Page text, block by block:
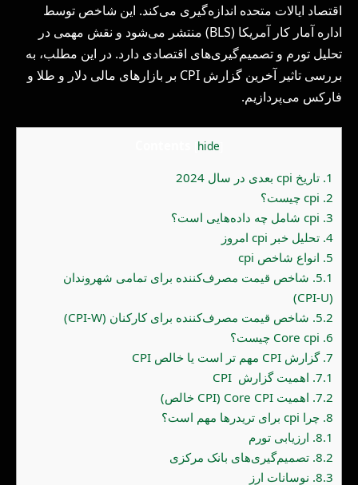
اقتصاد ایالات متحده اندازه‌گیری می‌کند. این شاخص توسط
اداره آمار کار آمریکا (BLS) منتشر می‌شود و نقش مهمی در
تحلیل تورم و تصمیم‌گیری‌های اقتصادی دارد. در این مطلب، به
بررسی تاثیر آخرین گزارش CPI بر بازارهای مالی دلار و طلا و
فارکس می‌پردازیم.
hide
1. تاریخ cpi بعدی در سال 2024
2.
3.
4. تحلیل خبر cpi امروز
5. انواع شاخص cpi
5.1. شاخص قیمت مصرف‌کننده برای تمامی شهروندان
(CPI-U)
5.2. شاخص قیمت مصرف‌کننده برای کارکنان (CPI-W)
6.
7. گزارش CPI مهم تر است یا خالص CPI
7.1. اهمیت گزارش CPI
7.2. اهمیت Core CPI (CPI خالص)
8. چرا cpi برای تریدرها مهم است؟
8.1. ارزیابی تورم
8.2. تصمیم‌گیری‌های بانک مرکزی
8.3. نوسانات ارز